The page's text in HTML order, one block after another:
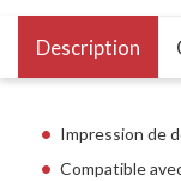
Description
Impression de
Compatible